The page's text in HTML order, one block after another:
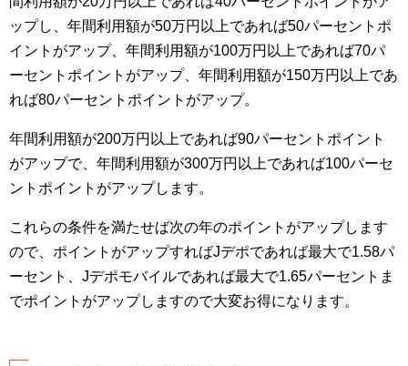
ップし、年間利用額が50万円以上であれば50パーセントポ
イントがアップ、年間利用額が100万円以上であれば70パ
ーセントポイントがアップ、年間利用額が150万円以上であ
れば80パーセントポイントがアップ。
年間利用額が200万円以上であれば90パーセントポイント
がアップで、年間利用額が300万円以上であれば100パーセ
ントポイントがアップします。
これらの条件を満たせば次の年のポイントがアップします
ので、ポイントがアップすればJデポであれば最大で1.58パ
ーセント、Jデポモバイルであれば最大で1.65パーセントま
でポイントがアップしますので大変お得になります。